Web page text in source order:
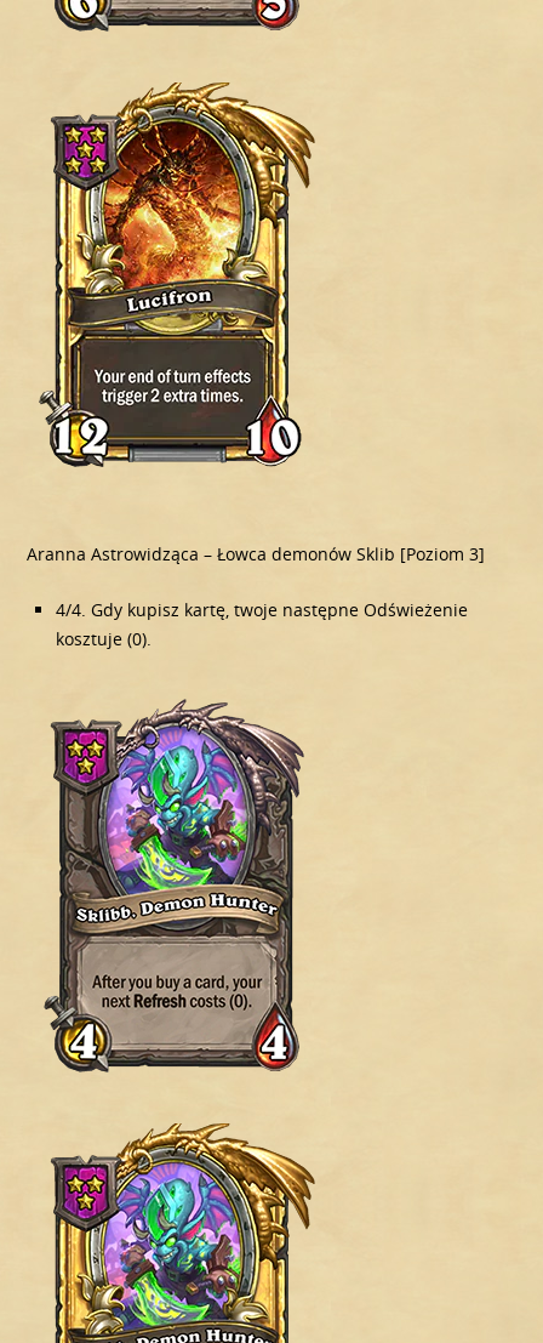
Aranna Astrowidząca – Łowca demonów Sklib [Poziom 3]
4/4. Gdy kupisz kartę, twoje następne Odświeżenie
kosztuje (0).